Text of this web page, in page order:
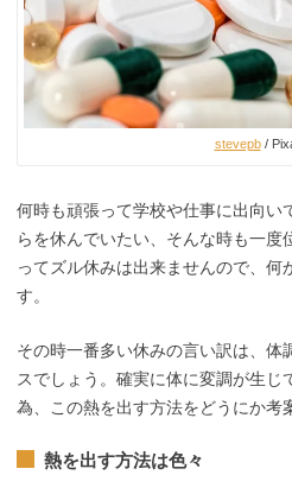
stevepb/
何時も頑張って学校や仕事に出向い
らを休んでいたい、そんな時も一
ってズル休みは出来ませんので、何
す。
その時一番多い休みの言い訳は、体
スでしょう。確実に体に変調が生じ
為、この熱を出す方法をどうにか考
熱を出す方法は色々